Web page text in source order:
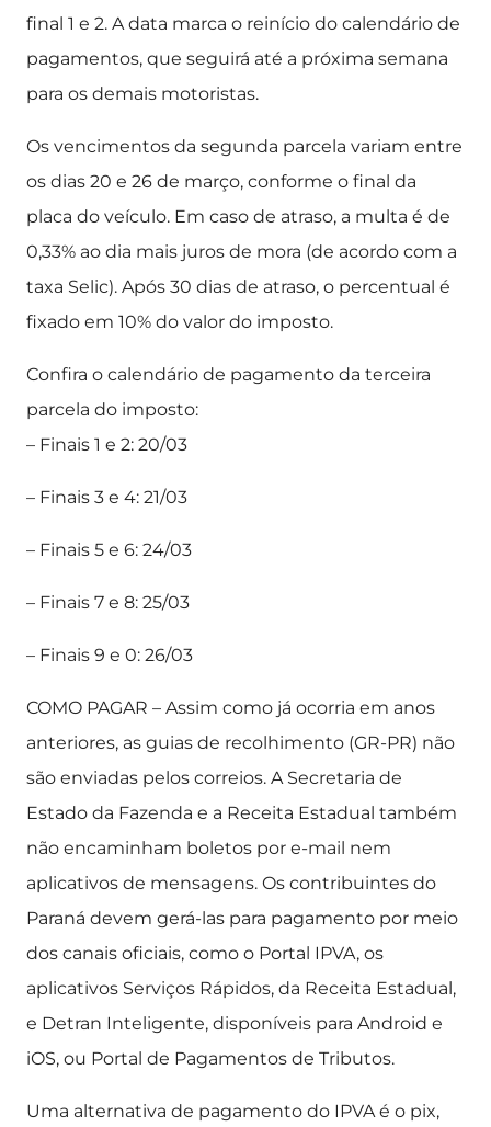
final 1 e 2. A data marca o reinício do calendário de
pagamentos, que seguirá até a próxima semana
para os demais motoristas.
Os vencimentos da segunda parcela variam entre
os dias 20 e 26 de março, conforme o final da
placa do veículo. Em caso de atraso, a multa é de
0,33% ao dia mais juros de mora (de acordo com a
taxa Selic). Após 30 dias de atraso, o percentual é
fixado em 10% do valor do imposto.
Confira o calendário de pagamento da terceira
parcela do imposto:
– Finais 1 e 2: 20/03
– Finais 3 e 4: 21/03
– Finais 5 e 6: 24/03
– Finais 7 e 8: 25/03
– Finais 9 e 0: 26/03
COMO PAGAR – Assim como já ocorria em anos
anteriores, as guias de recolhimento (GR-PR) não
são enviadas pelos correios. A Secretaria de
Estado da Fazenda e a Receita Estadual também
não encaminham boletos por e-mail nem
aplicativos de mensagens. Os contribuintes do
Paraná devem gerá-las para pagamento por meio
dos canais oficiais, como o Portal IPVA, os
aplicativos Serviços Rápidos, da Receita Estadual,
e Detran Inteligente, disponíveis para Android e
iOS, ou Portal de Pagamentos de Tributos.
Uma alternativa de pagamento do IPVA é o pix,